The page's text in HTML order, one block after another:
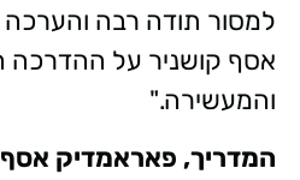
למסור תודה רבה
אסף קושניר על ההדרכה
והמעשירה."
​המדריך, פאראמדיק